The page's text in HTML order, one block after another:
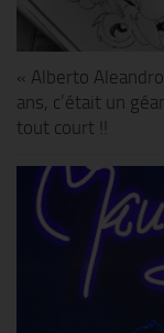
« Alberto
ans, c’était un
tout court !!